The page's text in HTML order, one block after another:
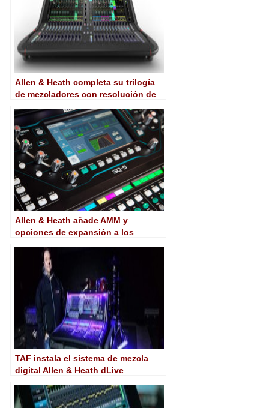
Allen & Heath completa su trilogía
de mezcladores con resolución de
Allen & Heath añade AMM y
opciones de expansión a los
TAF instala el sistema de mezcla
digital Allen & Heath dLive